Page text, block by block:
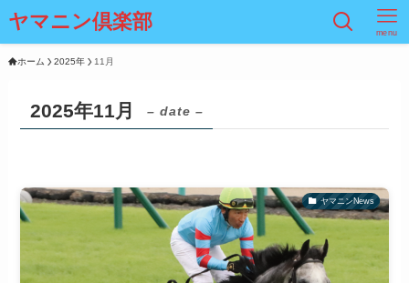
ヤマニン倶楽部 menu
ホーム 2025年 11月
2025年11月 – date –
ヤマニンNews